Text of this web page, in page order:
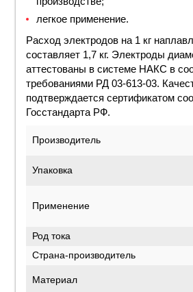
легкое применение.
Расход электродов на 1 кг
составляет 1,7 кг. Электроды
аттестованы в системе НАКС в
требованиями РД 03-613-03.
подтверждается сертификатом
Госстандарта РФ.
Производитель
Упаковка
Применение
Род тока
Страна-производитель
Материал